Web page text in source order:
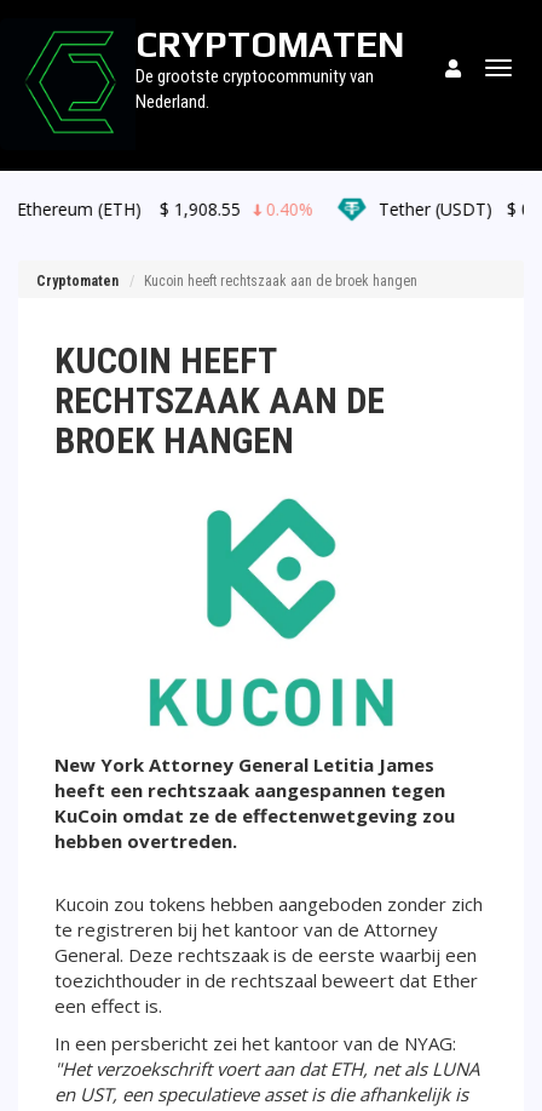
CRYPTOMATEN
De grootste cryptocommunity van
Nederland.
$1,908.55 0.40% Tether (USDT) $0.999219
Cryptomaten Kucoin heeft rechtszaak aan de broek hangen
KUCOIN HEEFT
RECHTSZAAK AAN DE
BROEK HANGEN
New York Attorney General Letitia James
heeft een rechtszaak aangespannen tegen
KuCoin omdat ze de effectenwetgeving zou
hebben overtreden.
Kucoin zou tokens hebben aangeboden zonder zich
te registreren bij het kantoor van de Attorney
General. Deze rechtszaak is de eerste waarbij een
toezichthouder in de rechtszaal beweert dat Ether
een effect is.
In een persbericht zei het kantoor van de NYAG:
"Het verzoekschrift voert aan dat ETH, net als LUNA
en UST, een speculatieve asset is die afhankelijk is